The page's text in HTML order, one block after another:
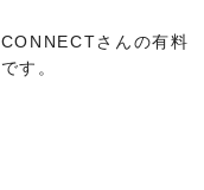
さんの有料
す。